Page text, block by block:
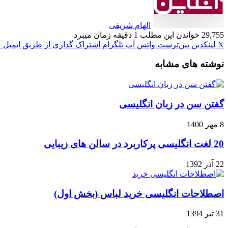
الهام شریفی
29,755 خواندن این مطلب 1 دقیقه زمان میبرد
X لینکدین ‫پین‌ترست واتس آپ تلگرام اشتراک گذاری از طریق ایمیل
نوشته های مشابه
گفتن سن در زبان انگلیسی
8 مهر 1400
20 لغت انگلیسی پرکاربرد در سالن های زیبایی
22 آذر 1392
اصطلاحات انگلیسی خرید لباس (بخش اول)
31 تیر 1394